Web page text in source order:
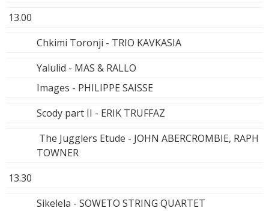
13.00
Chkimi Toronji - TRIO KAVKASIA
Yalulid - MAS & RALLO
Images - PHILIPPE SAISSE
Scody part II - ERIK TRUFFAZ
The Jugglers Etude - JOHN ABERCROMBIE, RAPH
TOWNER
13.30
Sikelela - SOWETO STRING QUARTET